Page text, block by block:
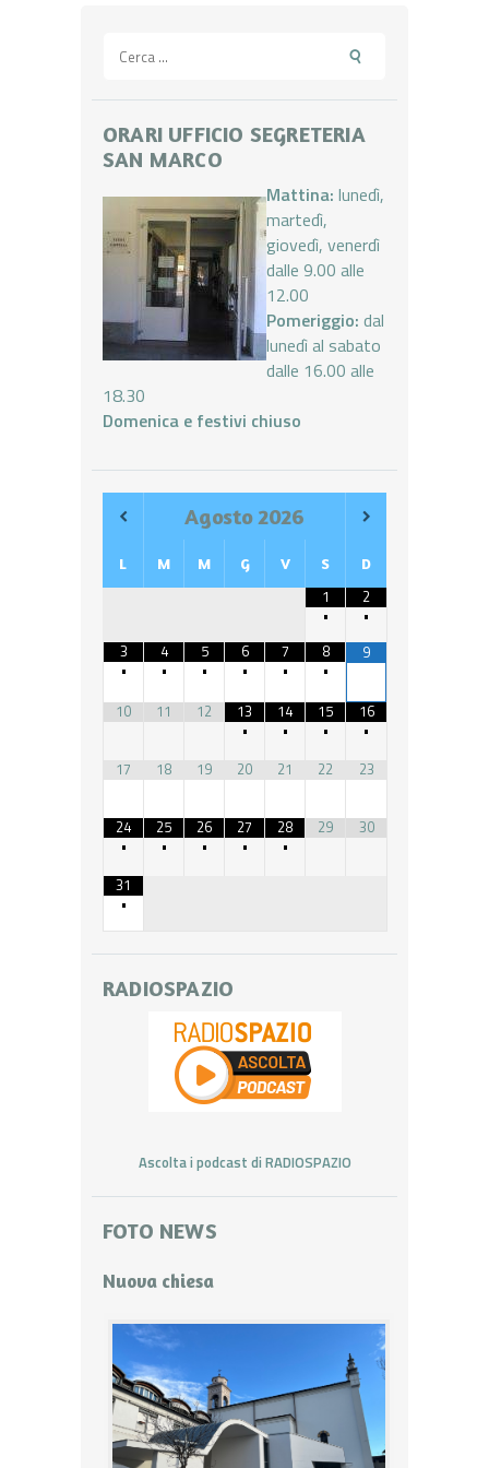
per:
ORARI UFFICIO SEGRETERIA
SAN MARCO
Mattina: lunedì,
martedì,
giovedì, venerdì
dalle 9.00 alle
12.00
Pomeriggio: dal
lunedì al sabato
dalle 16.00 alle
18.30
Domenica e festivi chiuso
Agosto2026
L M M G V S D
1
•
2
•
3
•
4
•
5
•
6
•
7
•
8
•
9
10 11 12
13
•
14
•
15
•
16
•
17
18 19 20 21 22 23
24
•
25
•
26
•
27
•
28
•
29 30
31
•
RADIOSPAZIO
Ascolta i podcast di RADIOSPAZIO
FOTO NEWS
Nuova chiesa